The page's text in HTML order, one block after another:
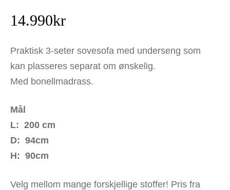
14.990kr
Praktisk 3-seter sovesofa med underseng som
kan plasseres separat om ønskelig.
Med bonellmadrass.
Mål
L: 200 cm
D: 94cm
H: 90cm
Velg mellom mange forskjellige stoffer! Pris fra